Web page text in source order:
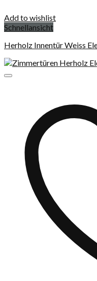
Add to wishlist
Schnellansicht
Herholz Innentür Weiss